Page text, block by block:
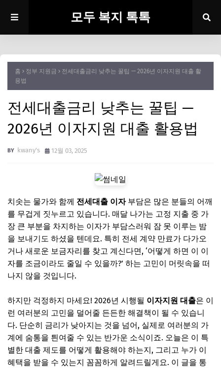
모두 복지 톡톡
홈 정부 지원금
전세대출금리 낮추는 꿀팁 — 2026년 이자지원 대출 활
용법
전세대출금리 낮추는 꿀팁 —
2026년 이자지원 대출 활용법
kwany's 12월 03, 2025
치솟는 물가와 함께 전세대출 이자부담은 많은 분들의 어깨
를 무겁게 짓누르고 있습니다. 매달 나가는 고정 지출 중 가
장 큰 부분을 차지하는 이자가 부담스러워 잠 못 이루는 밤
을 보내기도 하셨을 텐데요. 특히 전세 계약 만료가 다가오
거나 새로운 보금자리를 찾고 계신다면, ‘어떻게 하면 이 이
자를 조금이라도 줄일 수 있을까?’ 하는 고민이 머릿속을 떠
나지 않을 것입니다.
하지만 걱정하지 마세요! 2026년 시행될 이자지원 대출은 이
런 여러분의 고민을 덜어줄 든든한 해결책이 될 수 있습니
다. 단순히 금리가 낮아지는 것을 넘어, 실제로 여러분의 가
계에 숨통을 틘여줄 수 있는 반가운 소식이죠. 오늘은 이 특
별한 대출 제도를 어떻게 활용해야 하는지, 그리고 누가 이
혜택을 받을 수 있는지 꼼꼼하게 알려드릴게요. 이 글을 통